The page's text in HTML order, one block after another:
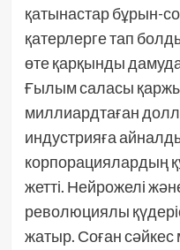
қатынастар бұрын-
қатерлерге тап
өте қарқынды
Ғылым саласы
миллиардтаған
индустрияға
корпорациялардың
жетті. Нейрожелі
революциялы
жатыр. Соған сәйкес